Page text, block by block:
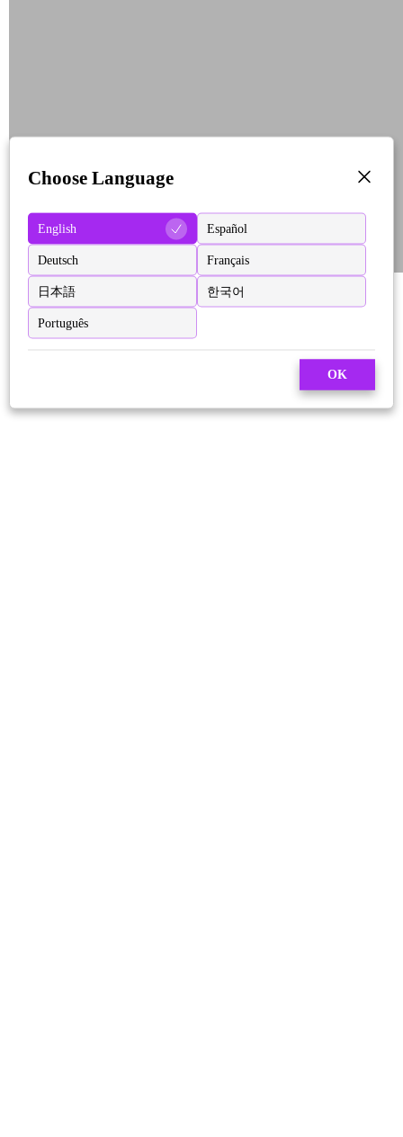
Choose Language
English Español
Deutsch Français
日本語 한국어
Português
OK